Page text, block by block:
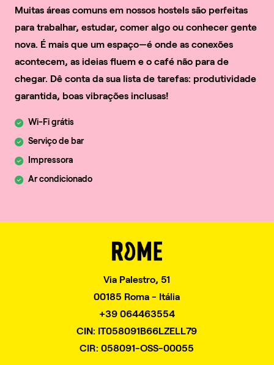
Muitas áreas comuns em nossos hostels são perfeitas
para trabalhar, estudar, comer algo ou conhecer gente
nova. É mais que um espaço—é onde as conexões
acontecem, as ideias fluem e o café não para de
chegar. Dê conta da sua lista de tarefas: produtividade
garantida, boas vibrações inclusas!
Wi-Fi grátis
Serviço de bar
Impressora
Ar condicionado
Via Palestro, 51
00185 Roma - Itália
+39 064463554
CIN: IT058091B66LZELL79
CIR: 058091-OSS-00055